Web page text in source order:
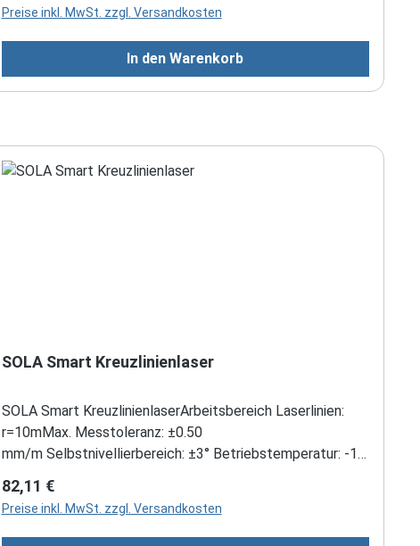
Grasmesser: 115 mmSchnittzahl im Leerlauf: 2300/min
Preise inkl. MwSt. zzgl. Versandkosten
In den Warenkorb
SOLA Smart Kreuzlinienlaser
SOLA Smart KreuzlinienlaserArbeitsbereich Laserlinien:
r=10mMax. Messtoleranz: ±0.50
mm/m Selbstnivellierbereich: ±3° Betriebstemperatur: -10
1.5 V Mignon (AA) Batterien Betriebsdauer (bei 20 °C): 20
h Laserklasse: 2, Din en 60825-1:2014 Ausgangsleistung:
<1.0 mW Wellenlänge: 635 nm Dimension: 97 x 71 x 85
Regulärer Preis:
82,11 €
Preise inkl. MwSt. zzgl. Versandkosten